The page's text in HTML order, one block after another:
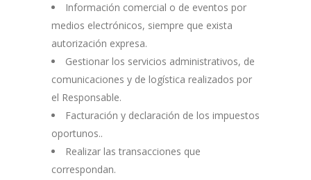
Información comercial o de eventos por
medios electrónicos, siempre que exista
autorización expresa.
Gestionar los servicios administrativos, de
comunicaciones y de logística realizados por
el Responsable.
Facturación y declaración de los impuestos
oportunos..
Realizar las transacciones que
correspondan.